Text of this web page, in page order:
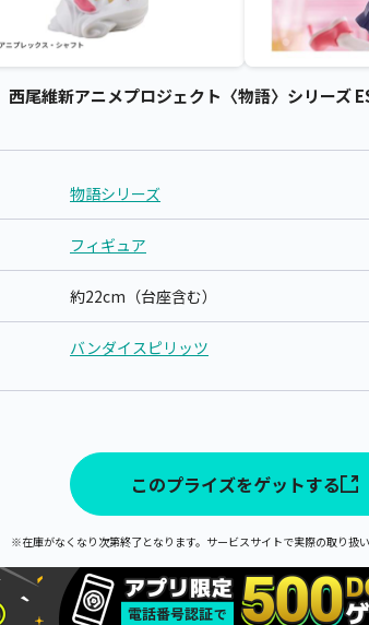
西尾維新アニメプロジェクト〈物語〉シリー
物語シリーズ
フィギュア
約22cm（台座含む）
バンダイスピリッツ
このプライズをゲットする
※在庫がなくなり次第終了となります。サービスサイトで実際の取り扱